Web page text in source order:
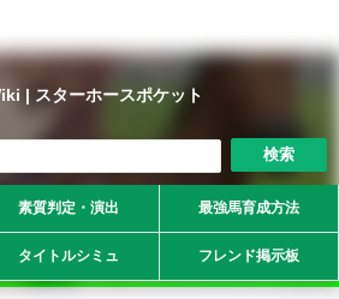
| スターホースポケット
検索
素質判定・演出 最強馬育成方法
タイトルシミュ フレンド掲示板